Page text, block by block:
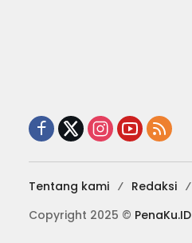
Tentang kami Redaksi
Copyright 2025 © PenaKu.ID